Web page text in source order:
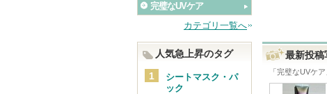
最新投稿
「完璧なUVケア
完璧なUVケア
カテゴリ一覧へ
人気急上昇のタグ
シートマスク・パ
ック